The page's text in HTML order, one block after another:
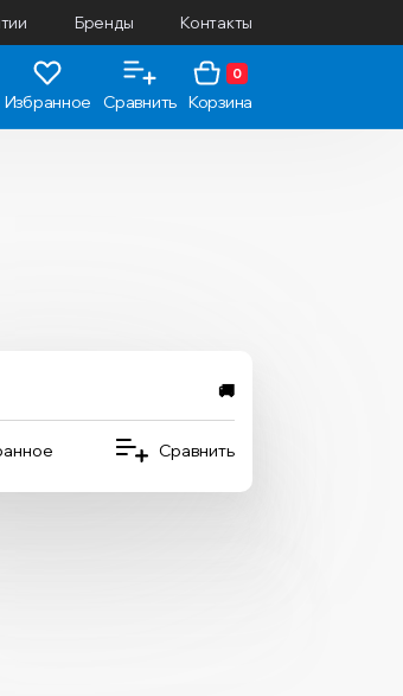
Бренды Контакты
Избранное Сравнить
0
Корзина
🚚
Сравнить